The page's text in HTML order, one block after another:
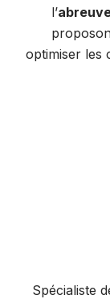
l’
optimiser les
Spécialiste